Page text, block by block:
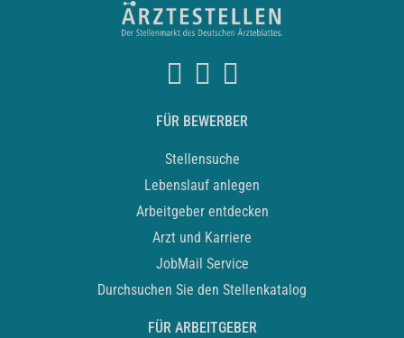
FÜR BEWERBER
Stellensuche
Lebenslauf anlegen
Arbeitgeber entdecken
Arzt und Karriere
JobMail Service
Durchsuchen Sie den Stellenkatalog
FÜR ARBEITGEBER